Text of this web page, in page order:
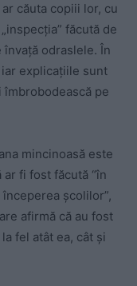
căuta copiii lor, cu
făcută de
odraslele. În
explicațiile sunt
pe
mincinoasă este
fi fost făcută “în
școlilor”,
afirmă că au fost
fel atât ea, cât și